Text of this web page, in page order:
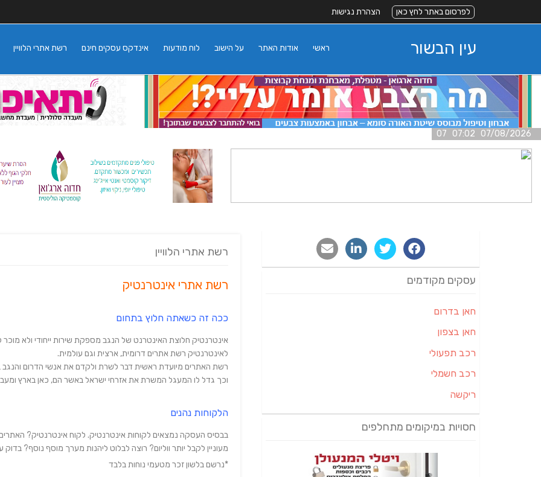
לפרסום באתר לחץ כאן הצהרת נגישות
עין הבשור רשת אתרי הלוויין אינדקס עסקים חינם לוח מודעות על הישוב אודות האתר ראשי
07/08/2026 07:02 07
רשת אתרי הלוויין
רשת אתרי אינטרנטיק
ככה זה כשאתה חלוץ בתחום
אינטרנטיק חלוצת האינטרנט של הנגב מספקת שירות ייחודי ולא מוכר
לאינטרנטיק רשת אתרים דרומית, ארצית וגם עולמית.
רשת האתרים מיועדת ראשית דבר לשרת ולקדם את אנשי הדרום והנגב
וכך גדל לו המעגל המשרת את אזרחי ישראל באשר הם, כאן בארץ
הלקוחות נהנים
בבסיס העסקה נמצאים לקוחות אינטרנטיק. לקוח אינטרנטיק?
מעוניין לקבל יותר ווליום? רוצה לבלוט ליהנות מערך מוסף נוסף?
*נרשם בלשון זכר מטעמי נוחות בלבד
עסקים מקודמים
חאן בדרום
חאן בצפון
רכב תפעולי
רכב חשמלי
ריקשה
חסויות במיקומים מתחלפים